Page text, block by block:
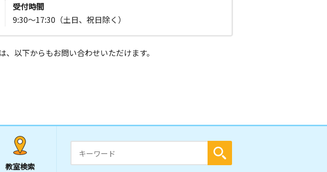
受付時間
9:30～17:30（土日、祝日除く）
以下からもお問い合わせいただけます。
教室検索